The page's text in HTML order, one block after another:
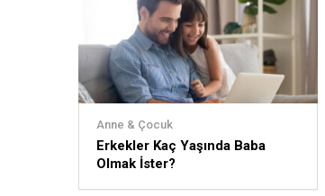
Anne & Çocuk
Erkekler Kaç Yaşında Baba
Olmak İster?